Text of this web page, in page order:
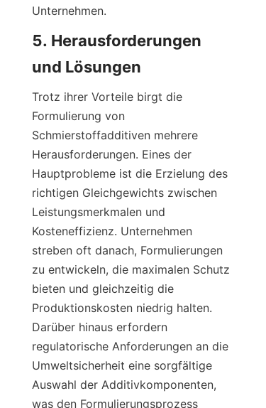
Unternehmen.
5. Herausforderungen
Trotz ihrer Vorteile birgt die
Formulierung von
Schmierstoffadditiven mehrere
Herausforderungen. Eines der
Hauptprobleme ist die Erzielung des
richtigen Gleichgewichts zwischen
Leistungsmerkmalen und
Kosteneffizienz. Unternehmen
streben oft danach, Formulierungen
zu entwickeln, die maximalen Schutz
bieten und gleichzeitig die
Produktionskosten niedrig halten.
Darüber hinaus erfordern
regulatorische Anforderungen an die
Umweltsicherheit eine sorgfältige
Auswahl der Additivkomponenten,
was den Formulierungsprozess